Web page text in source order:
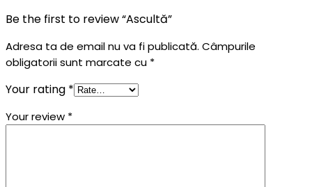
Be the first to review “Ascultă”
Adresa ta de email nu va fi publicată. Câmpurile
obligatorii sunt marcate cu *
Your rating *
Your review *